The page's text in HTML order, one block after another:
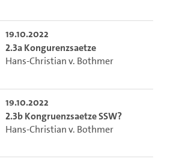
19.10.2022
2.3a Kongurenzsaetze
Hans-Christian v. Bothmer
19.10.2022
2.3b Kongruenzsaetze SSW?
Hans-Christian v. Bothmer